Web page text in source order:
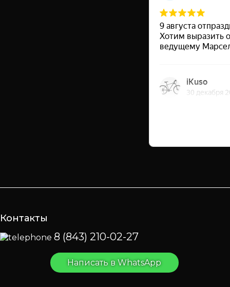
Контакты
8 (843) 210-02-27
Написать в WhatsApp